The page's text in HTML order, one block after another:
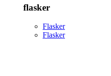
flasker
Flasker
Flasker